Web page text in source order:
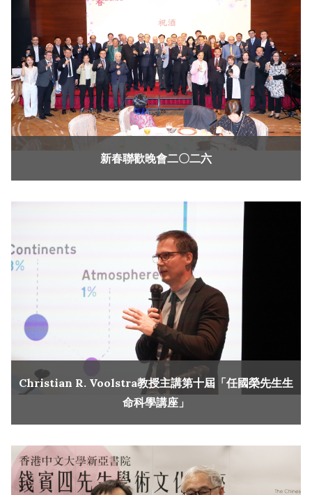
新春聯歡晚會二〇二六
Christian R. Voolstra教授主講第十屆「任國榮先生生
命科學講座」